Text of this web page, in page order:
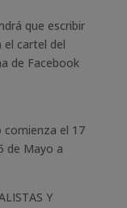
que escribir
cartel del
de Facebook
comienza el 17
de Mayo a
Y